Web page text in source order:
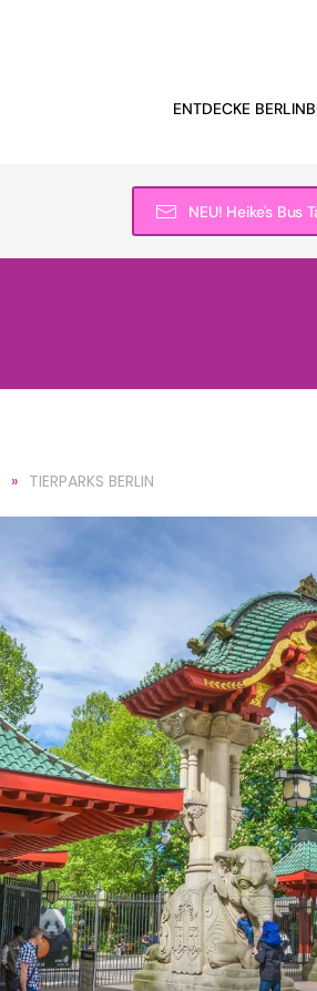
ENTDECKE BERLIN
NEU! Heike's Bus
TIERPARKS BERLIN